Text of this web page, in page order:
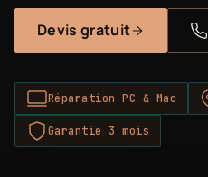
Devis gratuit
Réparation PC & Mac
Garantie 3 mois